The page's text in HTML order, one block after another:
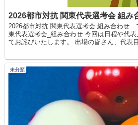
2026都市対抗 関東代表選考会 組み
2026都市対抗 関東代表選考会 組み合わせ
東代表選考会_組み合わせ 今回は日程や代
てお詫びいたします。 出場の皆さん、代表
未分類